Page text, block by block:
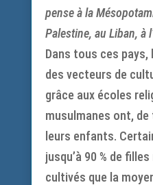
pense à la
Palestine, au Liban, à
Dans tous ces
des vecteurs de
grâce aux écoles
musulmanes ont,
leurs enfants.
jusqu’à 90 % de
cultivés que la